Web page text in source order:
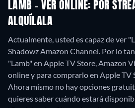
LAMB - VER ONLINE: POR
ALQUÍLALA
Actualmente, usted es capaz de ver
Shadowz Amazon Channel. Por lo
"Lamb" en Apple TV Store, Amazon
online y para comprarlo en Apple TV
Ahora mismo no hay opciones
quieres saber cuándo estará